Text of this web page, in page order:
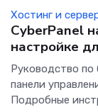
Хостинг и
CyberPanel
настройке
Руководство по
панели
Подробные